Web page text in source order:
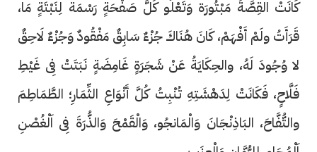
كَانَتْ القِصَّةُ مَبْتُورَة وَتَعْلُو كُلَّ صَفْحَةٍ رَسْمَة لِنَبْتَةٍ مَا،
قَرَأَتُ ولَمْ أَفْهَمْ، كَانَ هُنَاكَ جُزْءٌ سَابِقٌ مَفْقُودٌ وَجُزْءٌ لَاحِقٌ
لا وُجُودَ لَهُ، والحِكَايَةُ عَنْ شَجَرَةٍ غَامِضَةٍ نَبَتَتْ فِى غَيْطِ
فَلَّاحٍ، فَكَانَتْ لِدَهْشَتِهِ تُنْبِتُ كُلَّ أَنْوَاعِ الثِّمَارِ؛ الطَّمَاطِمَ
والتُّفَّاحَ، البَاذِنْجَانَ وَالْمَانجُو، وَالْقَمْحَ وَالذُّرَةَ فِى اَلْغُصْنِ